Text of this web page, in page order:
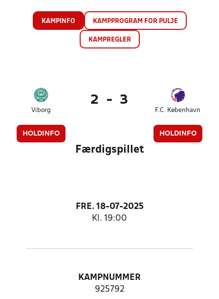
KAMPINFO KAMPPROGRAM FOR PULJE
KAMPREGLER
Viborg
HOLDINFO
2 - 3
F.C. København
HOLDINFO
Færdigspillet
FRE. 18-07-2025
Kl. 19:00
KAMPNUMMER
925792